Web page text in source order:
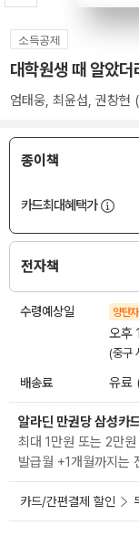
소득공제
대학원생 때 알았
엄태웅, 최윤섭, 권창현
종이책
카드최대혜택가
전자책
수령예상일 양탄
오후
(중구
배송료 유료
알라딘 만권당 삼성카
최대 1만원 또는 2만
발급월 +1개월까지는
카드/간편결제 할인